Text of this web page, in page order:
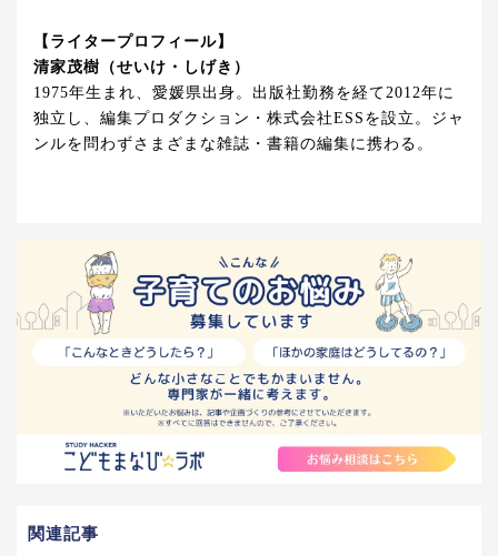
【ライタープロフィール】
清家茂樹（せいけ・しげき）
1975年生まれ、愛媛県出身。出版社勤務を経て2012年に
独立し、編集プロダクション・株式会社ESSを設立。ジャ
ンルを問わずさまざまな雑誌・書籍の編集に携わる。
関連記事